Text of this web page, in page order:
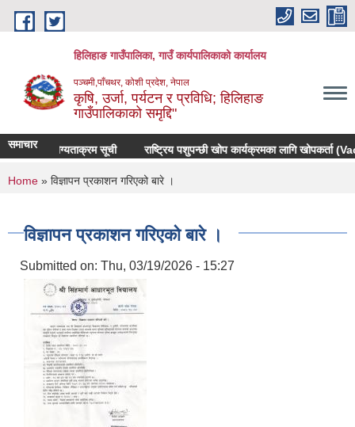
Skip to main content
हिलिहाङ गाउँपालिका, गाउँ कार्यपालिकाको कार्यालय
पञ्चमी,पाँचथर, कोशी प्रदेश, नेपाल
कृषि, उर्जा, पर्यटन र प्रविधि; हिलिहाङ
गाउँपालिकाको समृद्दि"
समाचार
प्रारम्भिक योग्यताक्रम सूची राष्ट्रिय पशुपन्छी खोप कार्यक्रमका लागि खोपकर्ता
You are here
Home » विज्ञापन प्रकाशन गरिएको बारे ।
विज्ञापन प्रकाशन गरिएको बारे ।
Submitted on: Thu, 03/19/2026 - 15:27